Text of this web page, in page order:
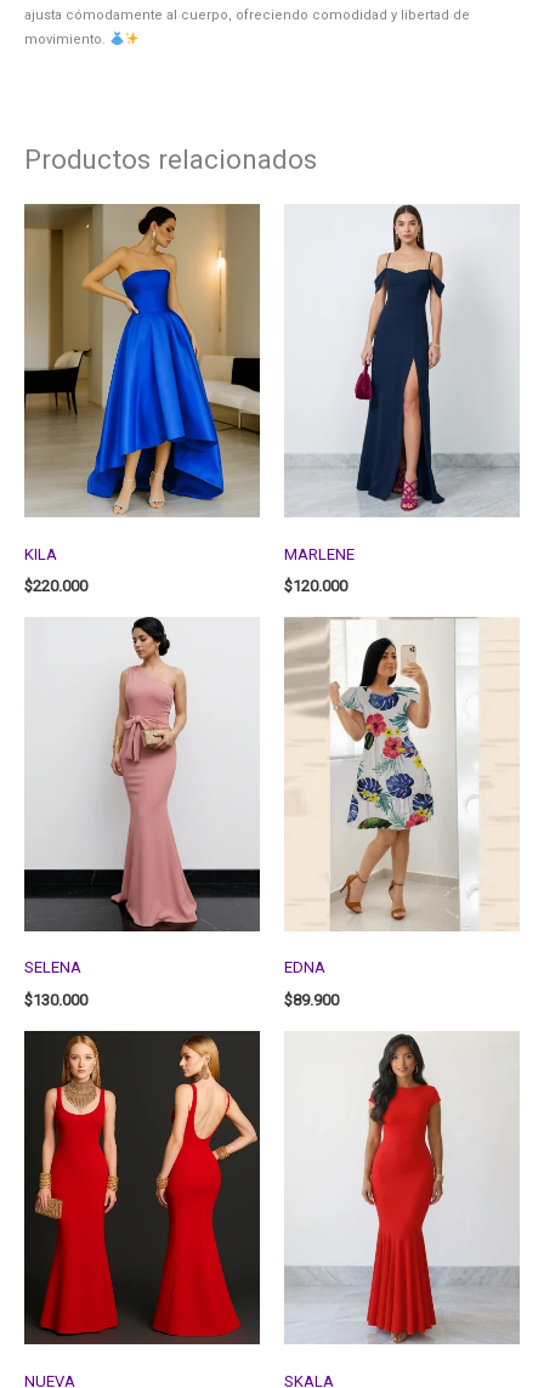
ajusta cómodamente al cuerpo, ofreciendo comodidad y libertad de
movimiento.
Productos relacionados
KILA
$220.000
MARLENE
$120.000
SELENA
$130.000
EDNA
$89.900
NUEVA
SKALA